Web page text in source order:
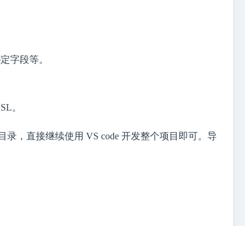
字段等。
。
，直接继续使用 VS code 开发整个项目即可。导